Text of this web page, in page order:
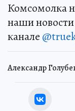
Комсомолка
наши
канале
Александр